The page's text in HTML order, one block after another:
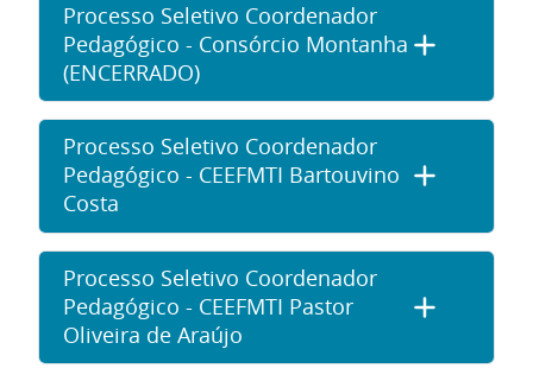
Processo Seletivo Coordenador
Pedagógico - Consórcio Montanha
(ENCERRADO)
Processo Seletivo Coordenador
Pedagógico - CEEFMTI Bartouvino
Costa
Processo Seletivo Coordenador
Pedagógico - CEEFMTI Pastor
Oliveira de Araújo